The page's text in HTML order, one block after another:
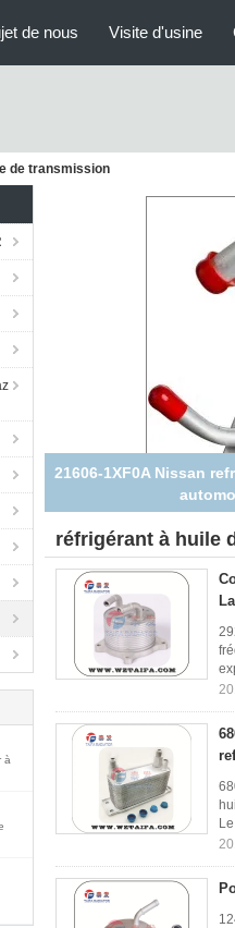
de nous Visite d'usine
de transmission
à
Cooler à huile à
Mitsubishi
réfrigérant à huile